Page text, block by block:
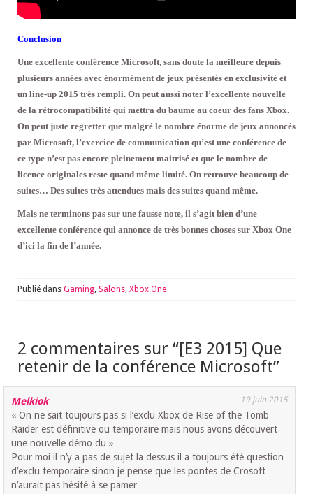
Conclusion
Une excellente conférence Microsoft, sans doute la meilleure depuis
plusieurs années avec énormément de jeux présentés en exclusivité et
un line-up 2015 très rempli. On peut aussi noter l’excellente nouvelle
de la rétrocompatibilité qui mettra du baume au coeur des fans Xbox.
On peut juste regretter que malgré le nombre énorme de jeux annoncés
par Microsoft, l’exercice de communication qu’est une conférence de
ce type n’est pas encore pleinement maitrisé et que le nombre de
licence originales reste quand même limité. On retrouve beaucoup de
suites… Des suites très attendues mais des suites quand même.
Mais ne terminons pas sur une fausse note, il s’agit bien d’une
excellente conférence qui annonce de très bonnes choses sur Xbox One
d’ici la fin de l’année.
Publié dans Gaming, Salons, Xbox One
2 commentaires sur “[E3 2015] Que
retenir de la conférence Microsoft”
Melkiok 19 juin 2015
« On ne sait toujours pas si l’exclu Xbox de Rise of the Tomb
Raider est définitive ou temporaire mais nous avons découvert
une nouvelle démo du »
Pour moi il n’y a pas de sujet la dessus il a toujours été question
d’exclu temporaire sinon je pense que les pontes de Crosoft
n’aurait pas hésité à se pamer